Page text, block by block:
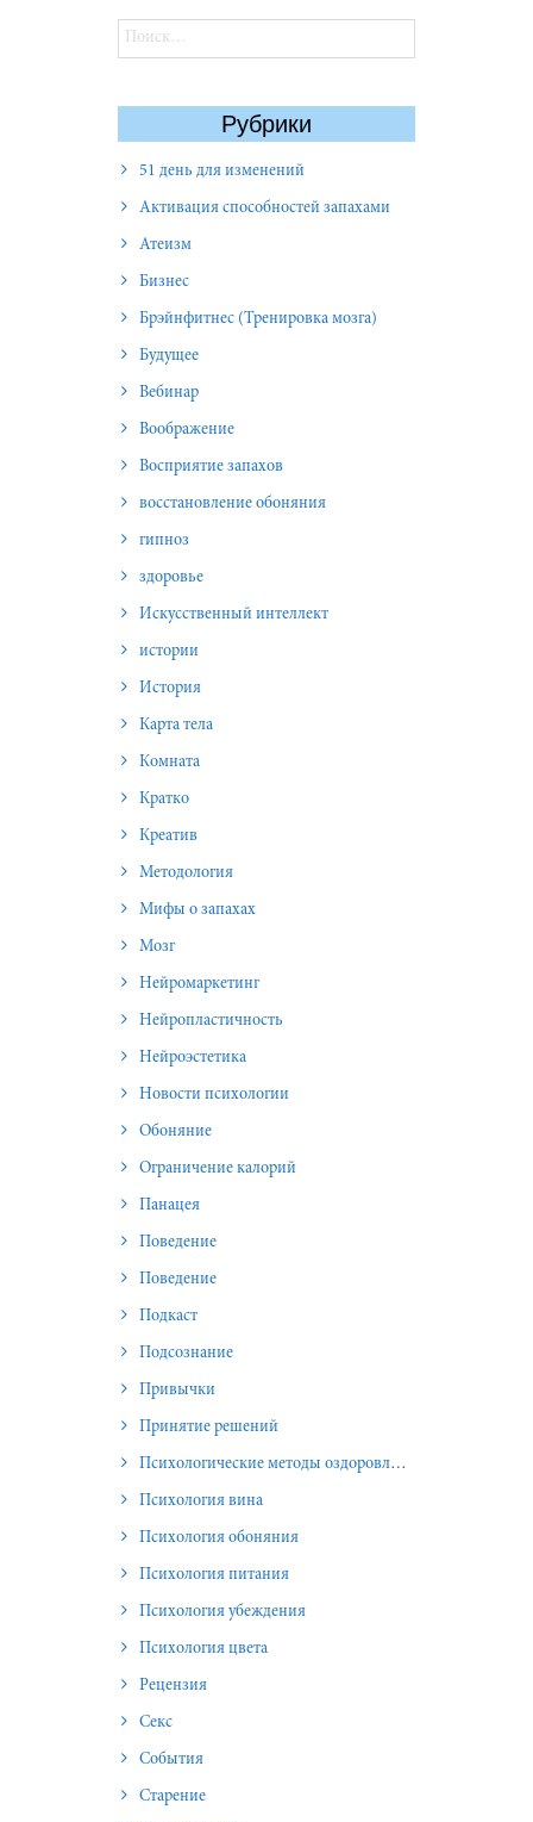
Найти:
Рубрики
51 день для изменений
Активация способностей запахами
Атеизм
Бизнес
Брэйнфитнес (Тренировка мозга)
Будущее
Вебинар
Воображение
Восприятие запахов
восстановление обоняния
гипноз
здоровье
Искусственный интеллект
истории
История
Карта тела
Комната
Кратко
Креатив
Методология
Мифы о запахах
Мозг
Нейромаркетинг
Нейропластичность
Нейроэстетика
Новости психологии
Обоняние
Ограничение калорий
Панацея
Поведение
Поведение
Подкаст
Подсознание
Привычки
Принятие решений
Психологические методы оздоровления и омоложения
Психология вина
Психология обоняния
Психология питания
Психология убеждения
Психология цвета
Рецензия
Секс
События
Старение